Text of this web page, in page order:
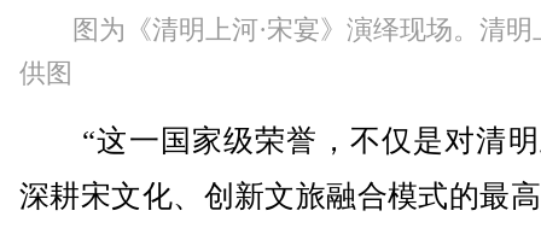
图为《清明上河·宋宴》演绎现场。清明
供图
“这一国家级荣誉，不仅是对清明
深耕宋文化、创新文旅融合模式的最